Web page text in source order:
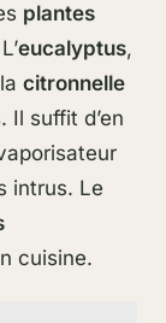
plantes
eucalyptus,
citronnelle
Il suffit d’en
intrus. Le
cuisine.